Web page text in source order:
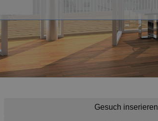
Gesuch inserieren